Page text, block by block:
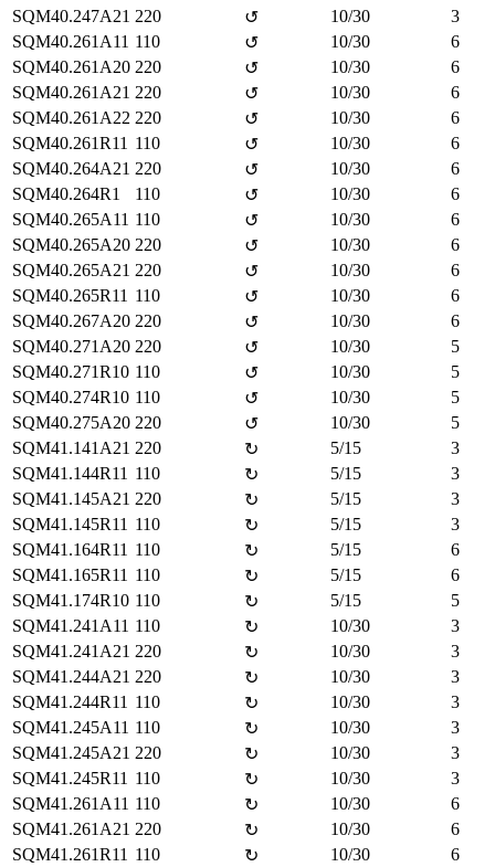
SQM40.247A21 220 ↺ 10/30
3
SQM40.261A11 110 ↺ 10/30
6
SQM40.261A20 220 ↺ 10/30
6
SQM40.261A21 220 ↺ 10/30
6
SQM40.261A22 220 ↺ 10/30
6
SQM40.261R11 110 ↺ 10/30
6
SQM40.264A21 220 ↺ 10/30
6
SQM40.264R1
110 ↺ 10/30
6
SQM40.265A11 110 ↺ 10/30
6
SQM40.265A20 220 ↺ 10/30
6
SQM40.265A21 220 ↺ 10/30
6
SQM40.265R11 110 ↺ 10/30
6
SQM40.267A20 220 ↺ 10/30
6
SQM40.271A20 220 ↺ 10/30
5
SQM40.271R10 110 ↺ 10/30
5
SQM40.274R10 110 ↺ 10/30
5
SQM40.275A20 220 ↺ 10/30
5
SQM41.141A21 220 ↻ 5/15
3
SQM41.144R11 110 ↻ 5/15
3
SQM41.145A21 220 ↻ 5/15
3
SQM41.145R11 110 ↻ 5/15
3
SQM41.164R11 110 ↻ 5/15
6
SQM41.165R11 110 ↻ 5/15
6
SQM41.174R10 110 ↻ 5/15
5
SQM41.241A11 110 ↻ 10/30
3
SQM41.241A21 220 ↻ 10/30
3
SQM41.244A21 220 ↻ 10/30
3
SQM41.244R11 110 ↻ 10/30
3
SQM41.245A11 110 ↻ 10/30
3
SQM41.245A21 220 ↻ 10/30
3
SQM41.245R11 110 ↻ 10/30
3
SQM41.261A11 110 ↻ 10/30
6
SQM41.261A21 220 ↻ 10/30
6
SQM41.261R11 110 ↻ 10/30
6